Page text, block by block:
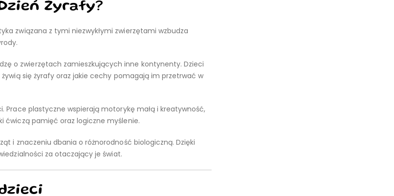
Żyrafy?
związana z tymi niezwykłymi zwierzętami wzbudza
o zwierzętach zamieszkujących inne kontynenty. Dzieci
się żyrafy oraz jakie cechy pomagają im przetrwać w
plastyczne wspierają motorykę małą i kreatywność,
ćwiczą pamięć oraz logiczne myślenie.
i znaczeniu dbania o różnorodność biologiczną. Dzięki
za otaczający je świat.